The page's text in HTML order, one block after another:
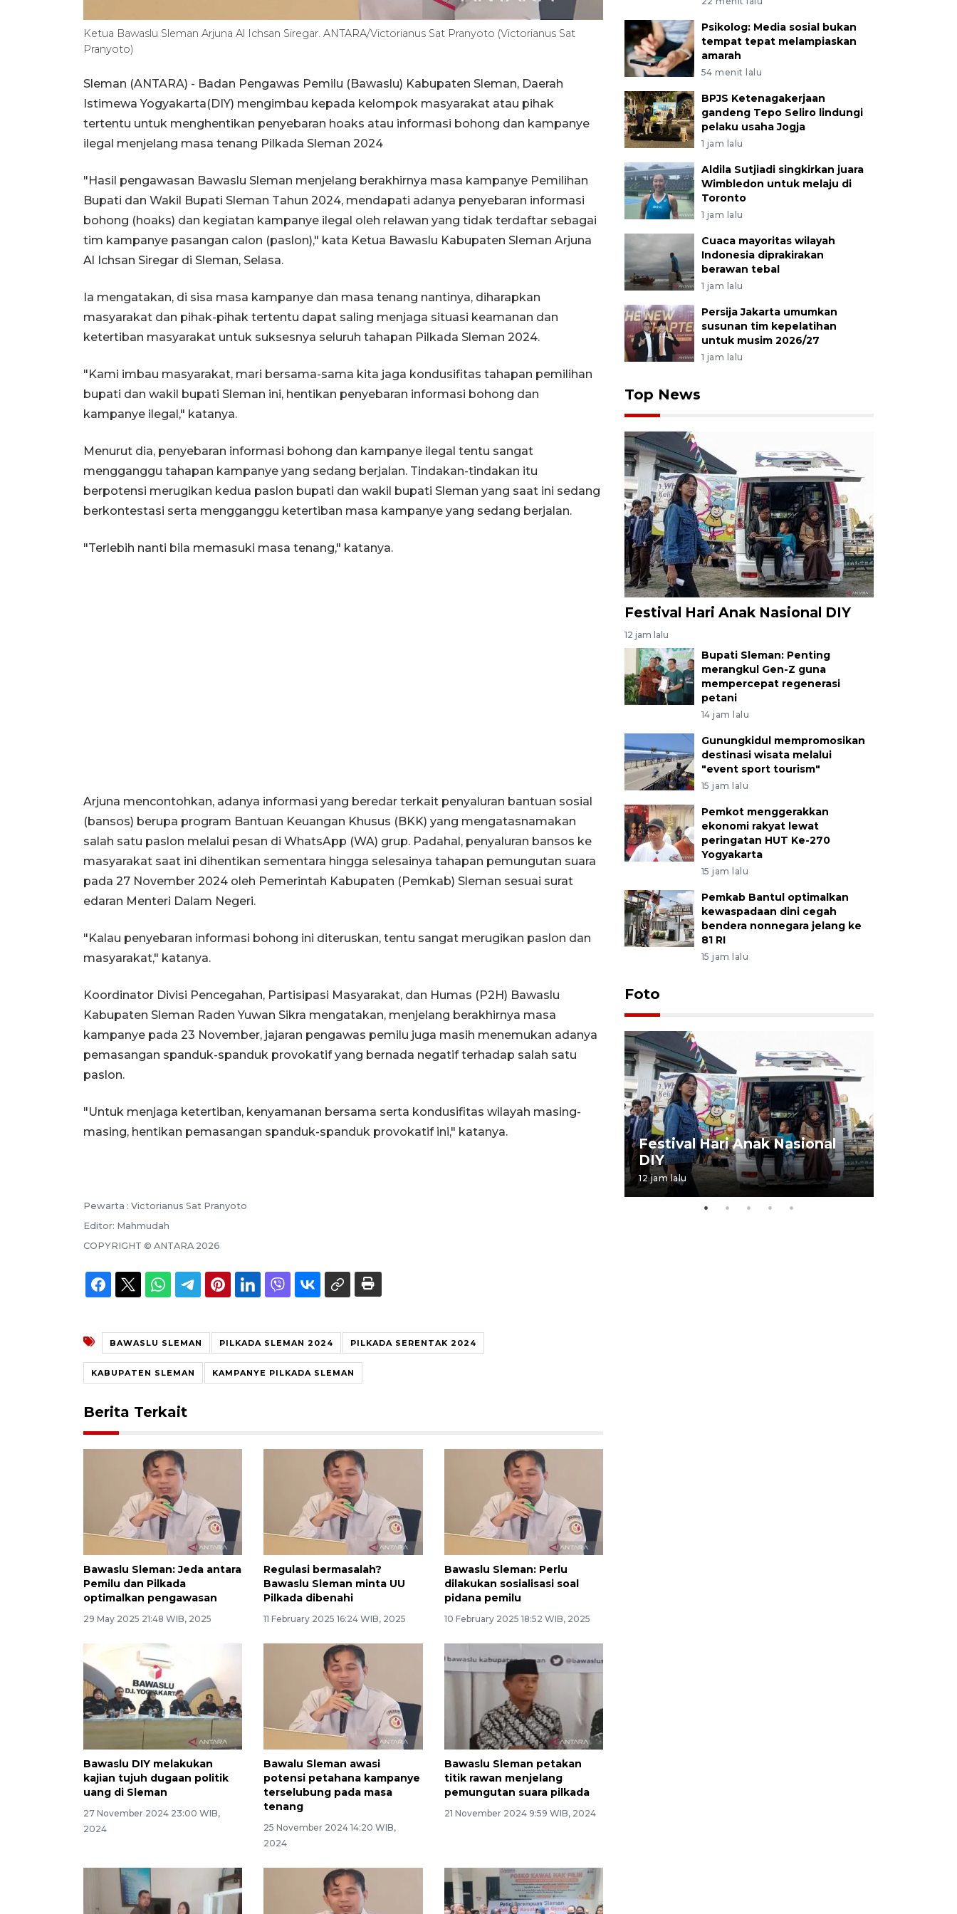
Ketua Bawaslu Sleman Arjuna Al Ichsan Siregar. ANTARA/Victorianus Sat Pranyoto (Victorianus Sat
Pranyoto)
Sleman (ANTARA) - Badan Pengawas Pemilu (Bawaslu) Kabupaten Sleman, Daerah
Istimewa Yogyakarta(DIY) mengimbau kepada kelompok masyarakat atau pihak
tertentu untuk menghentikan penyebaran hoaks atau informasi bohong dan kampanye
ilegal menjelang masa tenang Pilkada Sleman 2024
"Hasil pengawasan Bawaslu Sleman menjelang berakhirnya masa kampanye Pemilihan
Bupati dan Wakil Bupati Sleman Tahun 2024, mendapati adanya penyebaran informasi
bohong (hoaks) dan kegiatan kampanye ilegal oleh relawan yang tidak terdaftar sebagai
tim kampanye pasangan calon (paslon)," kata Ketua Bawaslu Kabupaten Sleman Arjuna
Al Ichsan Siregar di Sleman, Selasa.
Ia mengatakan, di sisa masa kampanye dan masa tenang nantinya, diharapkan
masyarakat dan pihak-pihak tertentu dapat saling menjaga situasi keamanan dan
ketertiban masyarakat untuk suksesnya seluruh tahapan Pilkada Sleman 2024.
"Kami imbau masyarakat, mari bersama-sama kita jaga kondusifitas tahapan pemilihan
bupati dan wakil bupati Sleman ini, hentikan penyebaran informasi bohong dan
kampanye ilegal," katanya.
Menurut dia, penyebaran informasi bohong dan kampanye ilegal tentu sangat
mengganggu tahapan kampanye yang sedang berjalan. Tindakan-tindakan itu
berpotensi merugikan kedua paslon bupati dan wakil bupati Sleman yang saat ini sedang
berkontestasi serta mengganggu ketertiban masa kampanye yang sedang berjalan.
"Terlebih nanti bila memasuki masa tenang," katanya.
Arjuna mencontohkan, adanya informasi yang beredar terkait penyaluran bantuan sosial
(bansos) berupa program Bantuan Keuangan Khusus (BKK) yang mengatasnamakan
salah satu paslon melalui pesan di WhatsApp (WA) grup. Padahal, penyaluran bansos ke
masyarakat saat ini dihentikan sementara hingga selesainya tahapan pemungutan suara
pada 27 November 2024 oleh Pemerintah Kabupaten (Pemkab) Sleman sesuai surat
edaran Menteri Dalam Negeri.
"Kalau penyebaran informasi bohong ini diteruskan, tentu sangat merugikan paslon dan
masyarakat," katanya.
Koordinator Divisi Pencegahan, Partisipasi Masyarakat, dan Humas (P2H) Bawaslu
Kabupaten Sleman Raden Yuwan Sikra mengatakan, menjelang berakhirnya masa
kampanye pada 23 November, jajaran pengawas pemilu juga masih menemukan adanya
pemasangan spanduk-spanduk provokatif yang bernada negatif terhadap salah satu
paslon.
"Untuk menjaga ketertiban, kenyamanan bersama serta kondusifitas wilayah masing-
masing, hentikan pemasangan spanduk-spanduk provokatif ini," katanya.
Pewarta : Victorianus Sat Pranyoto
Editor: Mahmudah
COPYRIGHT © ANTARA 2026
BAWASLU SLEMAN PILKADA SLEMAN 2024 PILKADA SERENTAK 2024
KABUPATEN SLEMAN KAMPANYE PILKADA SLEMAN
Berita Terkait
Bawaslu Sleman: Jeda antara
Pemilu dan Pilkada
optimalkan pengawasan
29 May 2025 21:48 WIB, 2025
Regulasi bermasalah?
Bawaslu Sleman minta UU
Pilkada dibenahi
11 February 2025 16:24 WIB, 2025
Bawaslu Sleman: Perlu
dilakukan sosialisasi soal
pidana pemilu
10 February 2025 18:52 WIB, 2025
Bawaslu DIY melakukan
kajian tujuh dugaan politik
uang di Sleman
27 November 2024 23:00 WIB,
2024
Bawalu Sleman awasi
potensi petahana kampanye
terselubung pada masa
tenang
25 November 2024 14:20 WIB,
2024
Bawaslu Sleman petakan
titik rawan menjelang
pemungutan suara pilkada
21 November 2024 9:59 WIB, 2024
Psikolog: Media sosial bukan
tempat tepat melampiaskan
amarah
54 menit lalu
BPJS Ketenagakerjaan
gandeng Tepo Seliro lindungi
pelaku usaha Jogja
1 jam lalu
Aldila Sutjiadi singkirkan juara
Wimbledon untuk melaju di
Toronto
1 jam lalu
Cuaca mayoritas wilayah
Indonesia diprakirakan
berawan tebal
1 jam lalu
Persija Jakarta umumkan
susunan tim kepelatihan
untuk musim 2026/27
1 jam lalu
Top News
Festival Hari Anak Nasional DIY
12 jam lalu
Bupati Sleman: Penting
merangkul Gen-Z guna
mempercepat regenerasi
petani
14 jam lalu
Gunungkidul mempromosikan
destinasi wisata melalui
"event sport tourism"
15 jam lalu
Pemkot menggerakkan
ekonomi rakyat lewat
peringatan HUT Ke-270
Yogyakarta
15 jam lalu
Pemkab Bantul optimalkan
kewaspadaan dini cegah
bendera nonnegara jelang ke
81 RI
15 jam lalu
Foto
BPJS Kesehatan Yogyakarta
perkuat sinergi dengan
Festival Hari Anak Nasional
DIY
12 jam lalu